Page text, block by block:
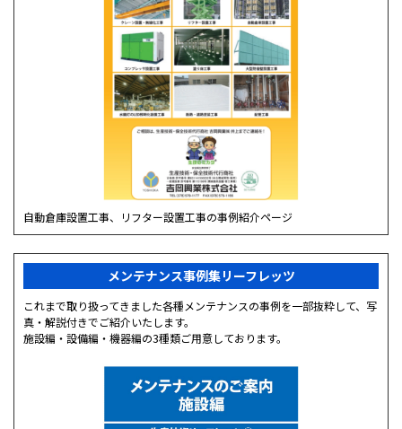
自動倉庫設置工事、リフター設置工事の事例紹介ページ
メンテナンス事例集リーフレッツ
これまで取り扱ってきました各種メンテナンスの事例を一部抜粋して、写
真・解説付きでご紹介いたします。
施設編・設備編・機器編の3種類ご用意しております。